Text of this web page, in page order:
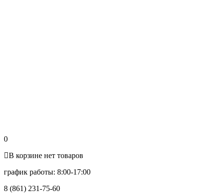
0
В корзине нет товаров
график работы: 8:00-17:00
8 (861) 231-75-60